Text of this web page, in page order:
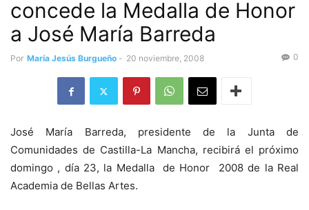
concede la Medalla de Honor
a José María Barreda
Por María Jesús Burgueño - 20 noviembre, 2008 0
José María Barreda, presidente de la Junta de
Comunidades de Castilla-La Mancha, recibirá el próximo
domingo , día 23, la Medalla de Honor 2008 de la Real
Academia de Bellas Artes.